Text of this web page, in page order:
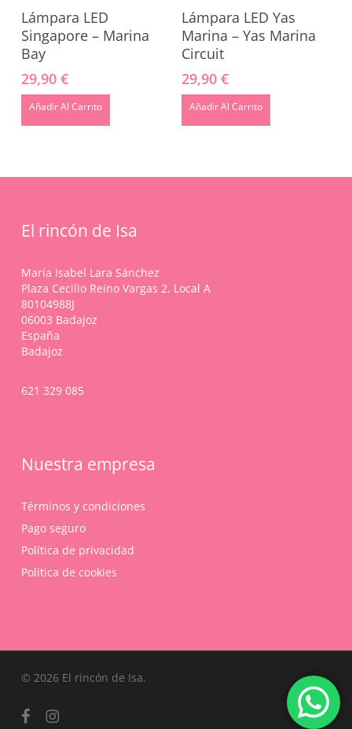
Subtotal: 0,00€
Finalizar Compra
Lámpara LED
Singapore – Marina
Bay
29,90 €
Añadir Al Carrito
Lámpara LED Yas
Marina – Yas Marina
Circuit
29,90€
Añadir Al Carrito
El rincón de Isa
María Isabel Lara Sánchez
Plaza Cecilio Reino Vargas 2. Local A
80104988J
06003 Badajoz
España
Badajoz
621 329 085
Nuestra empresa
Términos y condiciones
Pago seguro
Política de privacidad
Política de cookies
© 2026 El rincón de Isa.
facebookinstagram